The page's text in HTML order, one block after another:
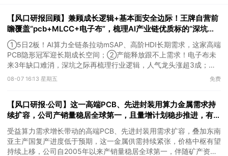
【风口研报回顾】兼顾成长逻辑+基本面安全边际！王牌自营前
瞻覆盖“pcb+MLCC+电子布”，梳理AI产业链优质标的“深坑起
跳”
①5日2板！AI算力全链条拉动mSAP、高阶HDI长期需求，这家高端
PCB隐形冠军迎长期成长空间；②产能释放跟不上需求！电子布未
来3年缺口难消，深坑之际再梳理行业逻辑，人气龙头涨超3成；
③AI服务器、机器人带动MLCC景气周期持续！这家公司扩产、涨
08-07 16:13 星期五 免费
【风口研报·公司】这一高端PCB、先进封装用算力金属需求持
续扩容，公司产销量稳居全球第一，且量增计划稳步推进，有望
充分受益价格上行
受益算力需求增长带动的高端PCB、先进封装用需求扩容，叠加东南
亚主产国复产进度低于预期，这一金属供需持续紧张，价格中枢有望
持续上移，公司自2005年以来产销量稳居全球第一，伴随矿产资源